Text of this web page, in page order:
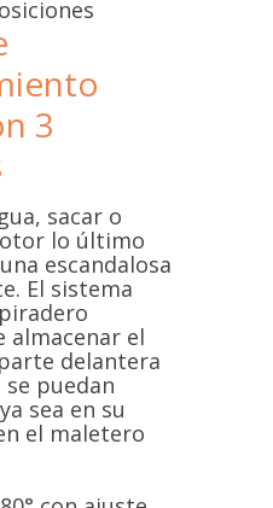
3
sacar o
lo último
escandalosa
El sistema
almacenar el
delantera
puedan
sea en su
el maletero